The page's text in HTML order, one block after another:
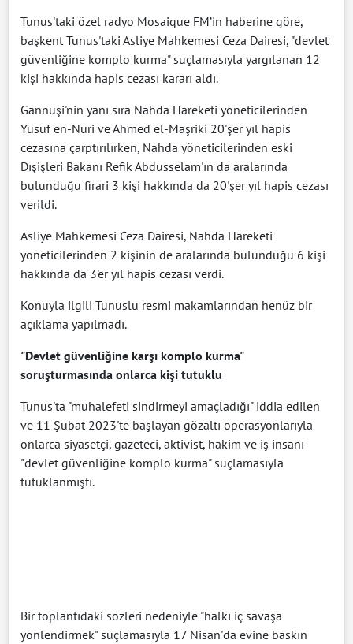
Tunus'taki özel radyo Mosaique FM’in haberine göre,
başkent Tunus'taki Asliye Mahkemesi Ceza Dairesi, "devlet
güvenliğine komplo kurma" suçlamasıyla yargılanan 12
kişi hakkında hapis cezası kararı aldı.
Gannuşi'nin yanı sıra Nahda Hareketi yöneticilerinden
Yusuf en-Nuri ve Ahmed el-Maşriki 20'şer yıl hapis
cezasına çarptırılırken, Nahda yöneticilerinden eski
Dışişleri Bakanı Refik Abdusselam'ın da aralarında
bulunduğu firari 3 kişi hakkında da 20'şer yıl hapis cezası
verildi.
Asliye Mahkemesi Ceza Dairesi, Nahda Hareketi
yöneticilerinden 2 kişinin de aralarında bulunduğu 6 kişi
hakkında da 3'er yıl hapis cezası verdi.
Konuyla ilgili Tunuslu resmi makamlarından henüz bir
açıklama yapılmadı.
"Devlet güvenliğine karşı komplo kurma"
soruşturmasında onlarca kişi tutuklu
Tunus'ta "muhalefeti sindirmeyi amaçladığı" iddia edilen
ve 11 Şubat 2023'te başlayan gözaltı operasyonlarıyla
onlarca siyasetçi, gazeteci, aktivist, hakim ve iş insanı
"devlet güvenliğine komplo kurma" suçlamasıyla
tutuklanmıştı.
Bir toplantıdaki sözleri nedeniyle "halkı iç savaşa
yönlendirmek" suçlamasıyla 17 Nisan'da evine baskın